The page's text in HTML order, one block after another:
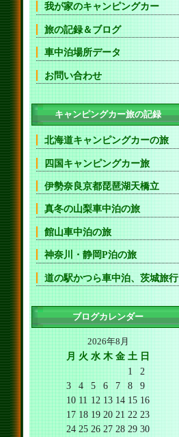
我が家のキャンピングカー
旅の記録＆ブログ
車中泊場所データ
お問い合わせ
キャンピングカー旅の記録
北海道キャンピングカーの旅
四国キャンピングカー旅
伊勢奈良京都琵琶湖天橋立
真冬の山梨車中泊の旅
館山車中泊の旅
神奈川・静岡P泊の旅
道の駅かつら車中泊、茨城旅行
ブログカレンダー
2026年8月
月 火 水 木 金 土 日
1
2
3
4 5 6 7 8
9
10 11 12 13 14 15 16
17 18 19 20 21 22 23
24 25 26 27 28 29 30